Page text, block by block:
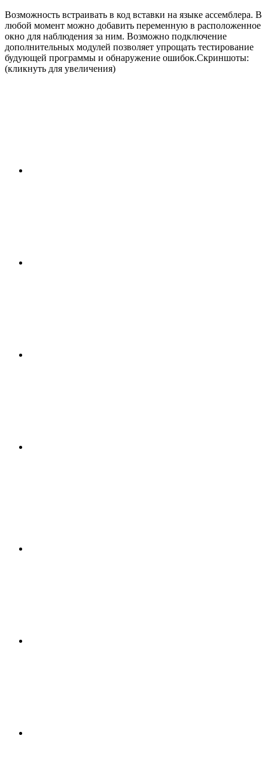
Возможность встраивать в код вставки на языке ассемблера. В
любой момент можно добавить переменную в расположенное
окно для наблюдения за ним. Возможно подключение
дополнительных модулей позволяет упрощать тестирование
будующей программы и обнаружение ошибок.Скриншоты:
(кликнуть для увеличения)